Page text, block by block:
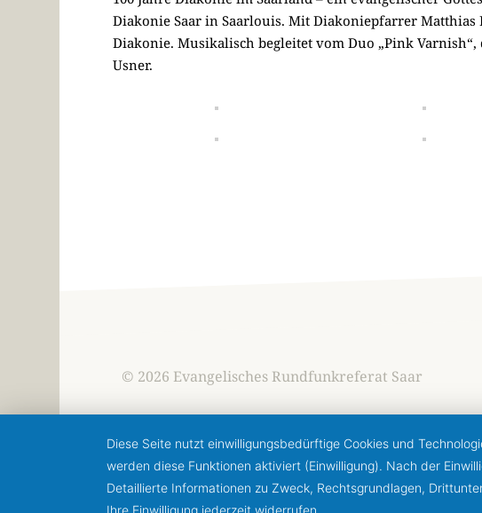
Diakonie Saar in Saarlouis. Mit Diakoniepfarrer
Diakonie. Musikalisch begleitet vom Duo „Pink Varnish“,
Usner.
© 2026 Evangelisches Rundfunkreferat Saar
Diese Seite nutzt einwilligungsbedürftige Cookies und
werden diese Funktionen aktiviert (Einwilligung). Nach der
Detaillierte Informationen zu Zweck, Rechtsgrundlagen,
Ihre Einwilligung jederzeit widerrufen.